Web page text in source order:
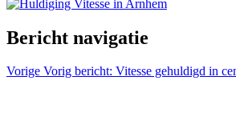
Bericht navigatie
Vorige Vorig bericht: Vitesse gehuldigd in